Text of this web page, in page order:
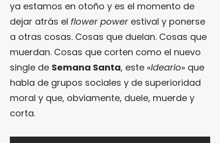
ya estamos en otoño y es el momento de
dejar atrás el flower power estival y ponerse
a otras cosas. Cosas que duelan. Cosas que
muerdan. Cosas que corten como el nuevo
single de Semana Santa, este «Ideario» que
habla de grupos sociales y de superioridad
moral y que, obviamente, duele, muerde y
corta.